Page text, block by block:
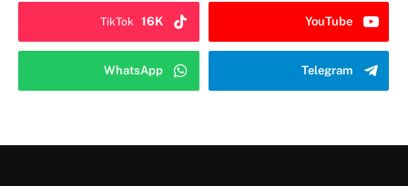
YouTube
TikTok 16K
Telegram
WhatsApp